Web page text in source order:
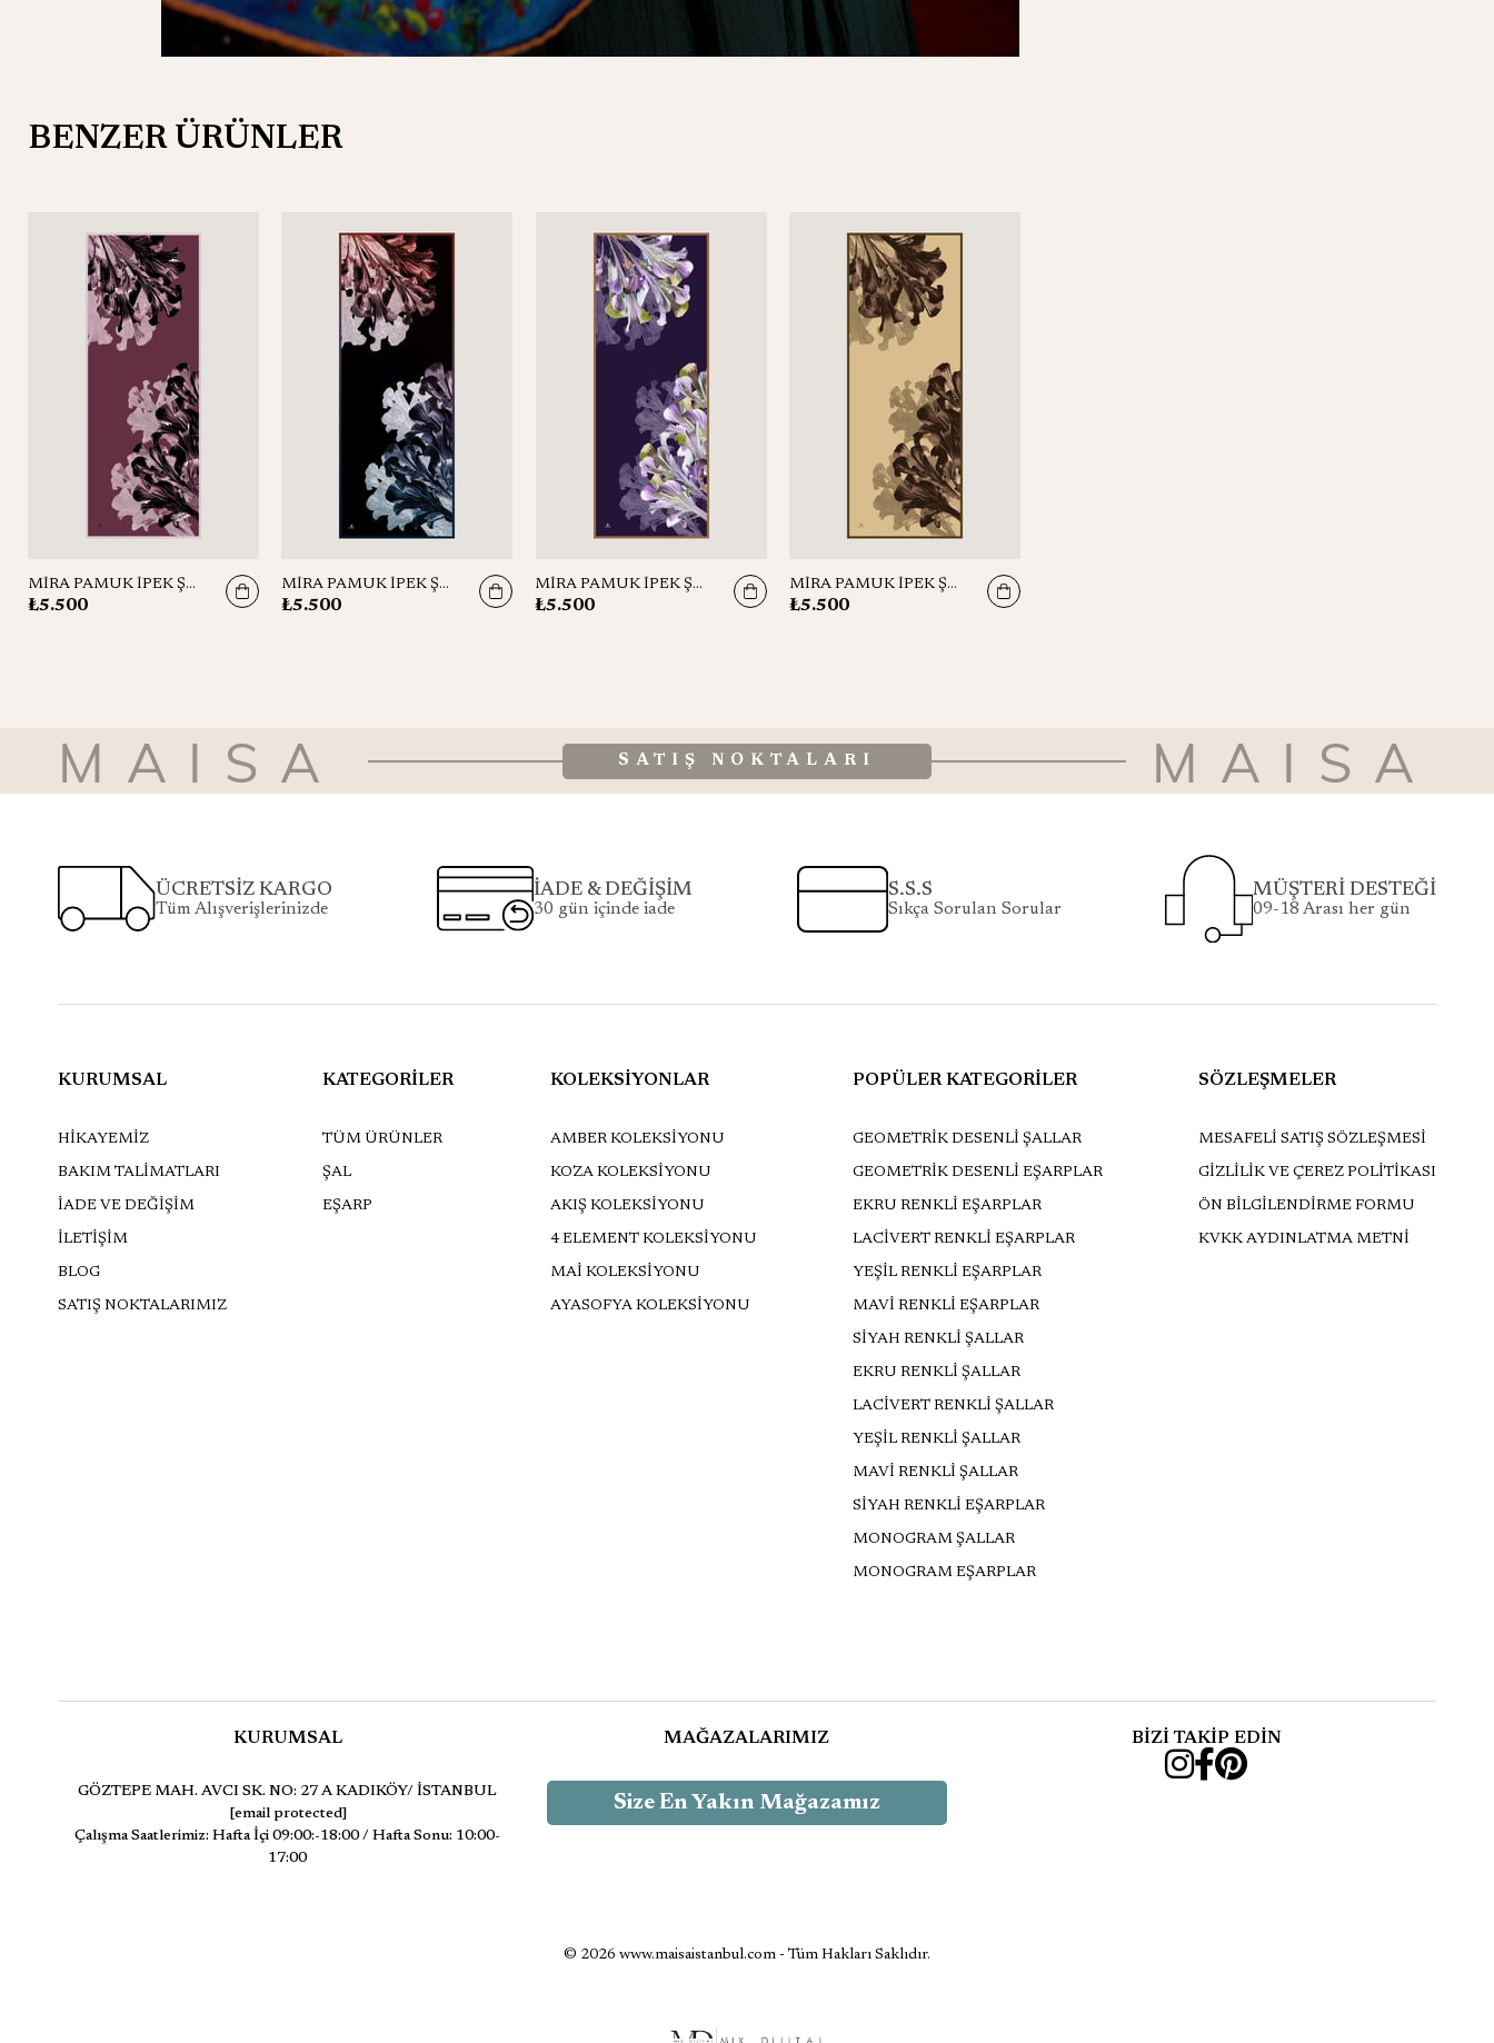
BENZER ÜRÜNLER
MİRA PAMUK İPEK ŞAL 70*190 CM - GÜL KURUSU
₺5.500
MİRA PAMUK İPEK ŞAL 70*190 CM - LACİVERT
₺5.500
MİRA PAMUK İPEK ŞAL 70*190 CM - MOR
₺5.500
MİRA PAMUK İPEK ŞAL 70*190 CM - CAMEL
₺5.500
MAISA SATIŞ NOKTALARI MAISA
ÜCRETSİZ KARGO
Tüm Alışverişlerinizde
İADE & DEĞİŞİM
30 gün içinde iade
S.S.S
Sıkça Sorulan Sorular
MÜŞTERİ DESTEĞİ
09-18 Arası her gün
KURUMSAL
HİKAYEMİZ
BAKIM TALİMATLARI
İADE VE DEĞİŞİM
İLETİŞİM
BLOG
SATIŞ NOKTALARIMIZ
KATEGORİLER
TÜM ÜRÜNLER
ŞAL
EŞARP
KOLEKSİYONLAR
AMBER KOLEKSİYONU
KOZA KOLEKSİYONU
AKIŞ KOLEKSİYONU
4 ELEMENT KOLEKSİYONU
MAİ KOLEKSİYONU
AYASOFYA KOLEKSİYONU
POPÜLER KATEGORİLER
GEOMETRİK DESENLİ ŞALLAR
GEOMETRİK DESENLİ EŞARPLAR
EKRU RENKLİ EŞARPLAR
LACİVERT RENKLİ EŞARPLAR
YEŞİL RENKLİ EŞARPLAR
MAVİ RENKLİ EŞARPLAR
SİYAH RENKLİ ŞALLAR
EKRU RENKLİ ŞALLAR
LACİVERT RENKLİ ŞALLAR
YEŞİL RENKLİ ŞALLAR
MAVİ RENKLİ ŞALLAR
SİYAH RENKLİ EŞARPLAR
MONOGRAM ŞALLAR
MONOGRAM EŞARPLAR
SÖZLEŞMELER
MESAFELİ SATIŞ SÖZLEŞMESİ
GİZLİLİK VE ÇEREZ POLİTİKASI
ÖN BİLGİLENDİRME FORMU
KVKK AYDINLATMA METNİ
KURUMSAL
GÖZTEPE MAH. AVCI SK. NO: 27 A KADIKÖY/ İSTANBUL
[email protected]
Çalışma Saatlerimiz: Hafta İçi 09:00:-18:00 / Hafta Sonu: 10:00-
17:00
MAĞAZALARIMIZ
Size En Yakın Mağazamız
BİZİ TAKİP EDİN
© 2026 www.maisaistanbul.com - Tüm Hakları Saklıdır.